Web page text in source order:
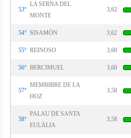
53°
LA SERNA DEL
MONTE
3,62
54° SISAMÓN 3,62
55° REINOSO 3,60
56° BERCIMUEL 3,60
57°
MEMBIBRE DE LA
HOZ
3,58
58°
PALAU DE SANTA
EULÀLIA
3,58